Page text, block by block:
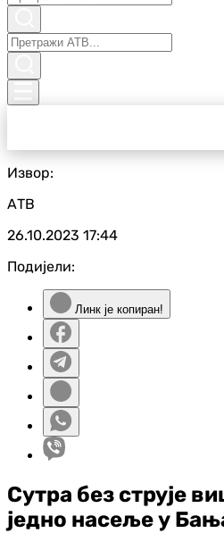
Извор:
АТВ
26.10.2023 17:44
Подијели:
Линк је копиран!
Сутра без струје
једно насеље у